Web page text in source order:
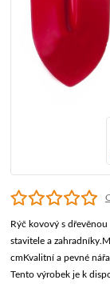
Rýč kovový s
stavitele a
cmKvalitní a pevné
Tento výrobek je k